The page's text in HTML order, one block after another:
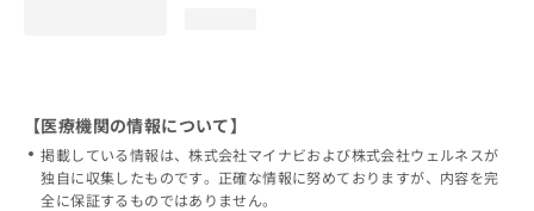
【医療機関の情報について】
掲載している情報は、株式会社マイナビおよび株式会社ウェルネスが
独自に収集したものです。正確な情報に努めておりますが、内容を完
全に保証するものではありません。